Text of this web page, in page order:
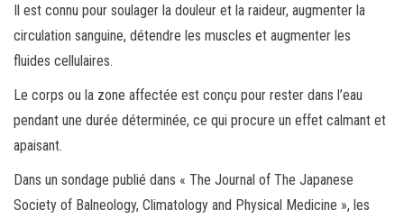
Il est connu pour soulager la douleur et la raideur, augmenter la
circulation sanguine, détendre les muscles et augmenter les
fluides cellulaires.
Le corps ou la zone affectée est conçu pour rester dans l’eau
pendant une durée déterminée, ce qui procure un effet calmant et
apaisant.
Dans un sondage publié dans « The Journal of The Japanese
Society of Balneology, Climatology and Physical Medicine », les